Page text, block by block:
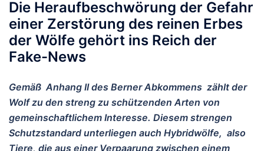
Die Heraufbeschwörung der Gefahr
einer Zerstörung des reinen Erbes
der Wölfe gehört ins Reich der
Fake-News
Gemäß Anhang II des Berner Abkommens zählt der
Wolf zu den streng zu schützenden Arten von
gemeinschaftlichem Interesse. Diesem strengen
Schutzstandard unterliegen auch Hybridwölfe, also
Tiere, die aus einer Verpaarung zwischen einem